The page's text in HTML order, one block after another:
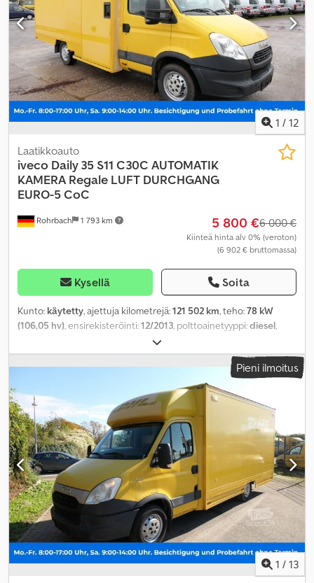
pituus:
, lastitilan leveys:2 000 mm, kuormatilan korkeus:
2 100 mm, Valmistusvuosi:2013, rakennuskorkeus:2 850 mm,
Varusteet:ABS, ajoneuvotietokone, immobilisointijärjestelmä,
keskuslukitus, noesuodatin,
1 / 12
Rohrbach 1 793 km
Laatikkoauto
iveco Daily 35 S11 C30C AUTOMATIK
KAMERA Regale LUFT DURCHGANG
EURO-5 CoC
5 800 €6 000 €
Kiinteä hinta alv 0% (veroton)
(6 902 € bruttomassa)
Kysellä Soita
Kunto: käytetty, ajettuja kilometrejä:121 502 km, teho:78 kW
(106,05 hv) , ensirekisteröinti:12/2013 , polttoainetyyppi:diesel
, maksimi kuormauspaino:
kokonaispaino:3 500 kg, akselikokoonpano:4x2, polttoaine:
diesel, väri:keltainen, ohjaamo:muu, vaihteistotyyppi:
, jousitus:
määrä:2, kokonaispituus: 6 849 mm, kuormatilan pituus:4 300
mm , lastitilan leveys:2 000 mm, kuormatilan korkeus: 2 100 mm
Valmistusvuosi:2013, rakennuskorkeus: 2 770 mm , Varusteet:ABS,
ajoneuvotietokone, immobilisointijärjestelmä, keskuslukitus,
noesuodatin,
Pieni ilmoitus
1 / 13